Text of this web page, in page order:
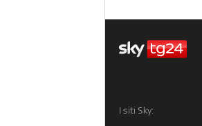
I siti Sky: